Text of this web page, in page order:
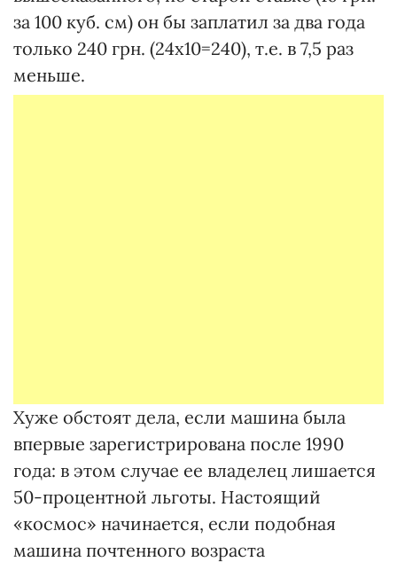
за 100 куб. см) он бы заплатил за два года
только 240 грн. (24х10=240), т.е. в 7,5 раз
меньше.
Хуже обстоят дела, если машина была
впервые зарегистрирована после 1990
года: в этом случае ее владелец лишается
50-процент­ной льготы. Настоящий
«космос» начинается, если подобная
машина почтенного возраста